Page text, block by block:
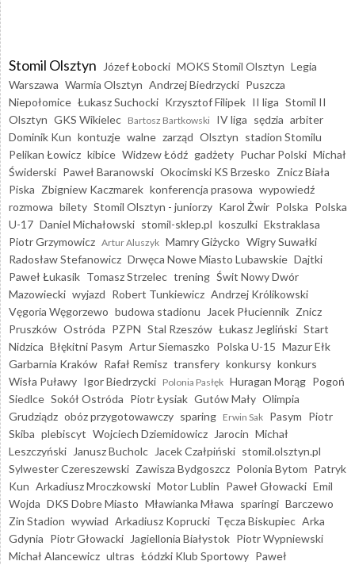
Stomil Olsztyn Józef Łobocki MOKS Stomil Olsztyn Legia
Warszawa Warmia Olsztyn Andrzej Biedrzycki Puszcza
Niepołomice Łukasz Suchocki Krzysztof Filipek II liga Stomil II
Olsztyn GKS Wikielec Bartosz Bartkowski IV liga sędzia arbiter
Dominik Kun kontuzje walne zarząd Olsztyn stadion Stomilu
Pelikan Łowicz kibice Widzew Łódź gadżety Puchar Polski Michał
Świderski Paweł Baranowski Okocimski KS Brzesko Znicz Biała
Piska Zbigniew Kaczmarek konferencja prasowa wypowiedź
rozmowa bilety Stomil Olsztyn - juniorzy Karol Żwir Polska Polska
U-17 Daniel Michałowski stomil-sklep.pl koszulki Ekstraklasa
Piotr Grzymowicz Artur Aluszyk Mamry Giżycko Wigry Suwałki
Radosław Stefanowicz Drwęca Nowe Miasto Lubawskie Dajtki
Paweł Łukasik Tomasz Strzelec trening Świt Nowy Dwór
Mazowiecki wyjazd Robert Tunkiewicz Andrzej Królikowski
Vęgoria Węgorzewo budowa stadionu Jacek Płuciennik Znicz
Pruszków Ostróda PZPN Stal Rzeszów Łukasz Jegliński Start
Nidzica Błękitni Pasym Artur Siemaszko Polska U-15 Mazur Ełk
Garbarnia Kraków Rafał Remisz transfery konkursy konkurs
Wisła Puławy Igor Biedrzycki Polonia Pasłęk Huragan Morąg Pogoń
Siedlce Sokół Ostróda Piotr Łysiak Gutów Mały Olimpia
Grudziądz obóz przygotowawczy sparing Erwin Sak Pasym Piotr
Skiba plebiscyt Wojciech Dziemidowicz Jarocin Michał
Leszczyński
Janusz Bucholc Jacek Czałpiński stomil.olsztyn.pl
Sylwester Czereszewski Zawisza Bydgoszcz Polonia Bytom Patryk
Kun Arkadiusz Mroczkowski Motor Lublin Paweł Głowacki Emil
Wojda DKS Dobre Miasto Mławianka Mława sparingi Barczewo
Zin Stadion wywiad Arkadiusz Koprucki Tęcza Biskupiec Arka
Gdynia Piotr Głowacki Jagiellonia Białystok Piotr Wypniewski
Michał Alancewicz ultras Łódzki Klub Sportowy Paweł